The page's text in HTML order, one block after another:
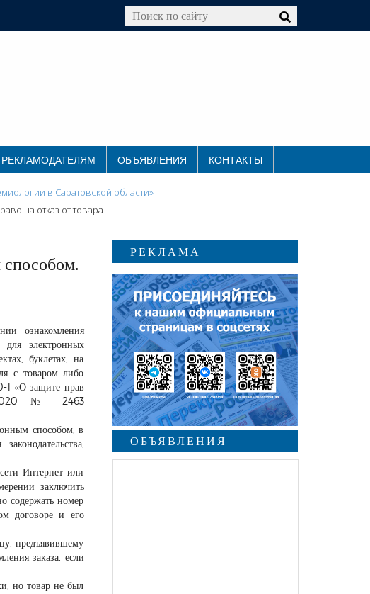
РЕКЛАМОДАТЕЛЯМ ОБЪЯВЛЕНИЯ КОНТАКТЫ
в Саратовской области»
на отказ от товара
ознакомления
электронных
буклетах, на
с товаром либо
1 «О защите прав
№ 2463
способом, в
Интернет или
заключить
содержать номер
договоре и его
предъявившему
заказа, если
но товар не был
РЕКЛАМА
ОБЪЯВЛЕНИЯ